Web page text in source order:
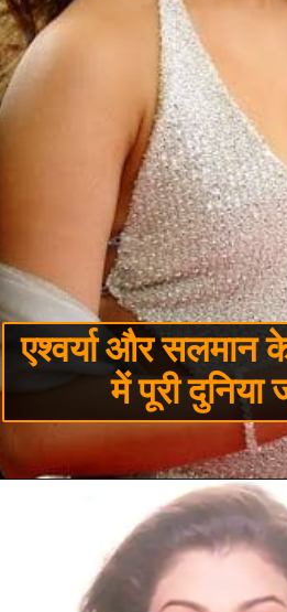
एश्वर्या और सलमान
में पूरी दुनिया